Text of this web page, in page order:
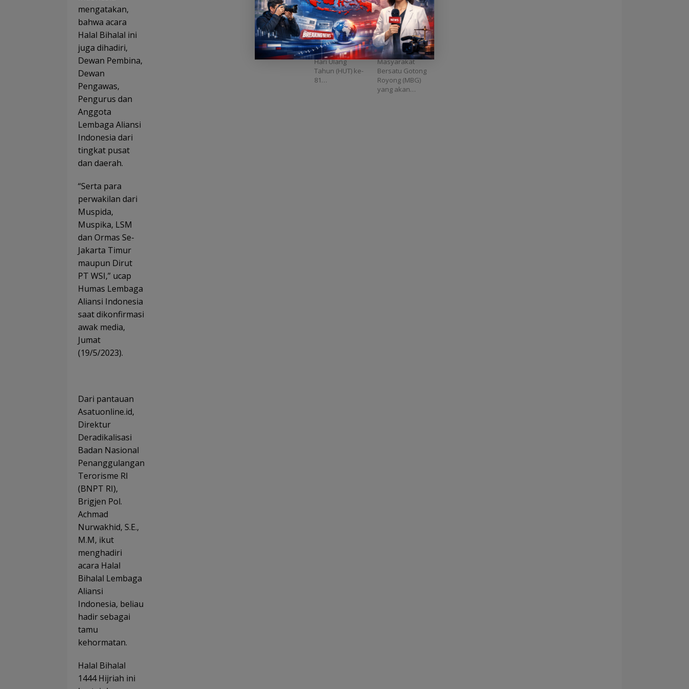
mengatakan,
bahwa acara
Halal Bihalal ini
juga dihadiri,
Dewan Pembina,
Dewan
Pengawas,
Pengurus dan
Anggota
Lembaga Aliansi
Indonesia dari
tingkat pusat
dan daerah.
“Serta para
perwakilan dari
Muspida,
Muspika, LSM
dan Ormas Se-
Jakarta Timur
maupun Dirut
PT WSI,” ucap
Humas Lembaga
Aliansi Indonesia
saat dikonfirmasi
awak media,
Jumat
(19/5/2023).
Dari pantauan
Asatuonline.id,
Direktur
Deradikalisasi
Badan Nasional
Penanggulangan
Terorisme RI
(BNPT RI),
Brigjen Pol.
Achmad
Nurwakhid, S.E.,
M.M, ikut
menghadiri
acara Halal
Bihalal Lembaga
Aliansi
Indonesia, beliau
hadir sebagai
tamu
kehormatan.
Halal Bihalal
1444 Hijriah ini
Tamansari
Bagikan 700
Paket
Makanan
Lewat Jumat
Berkah
Jakarta, Asatu
Online –Ketua
RW.01 Kel.
Glodok, Denny
Setiawan
menyambut
Hari Ulang
Tahun (HUT) ke-
81…
Persen,
Sejumlah
Menteri
Dijadwalkan
Hadir
Jakarta, Asatu
Online –
Pelantikan
pengurus
nasional
Relawan
Masyarakat
Bersatu Gotong
Royong (MBG)
yang akan…